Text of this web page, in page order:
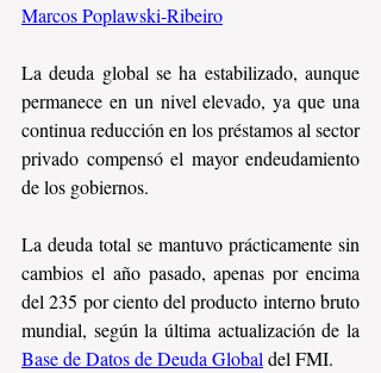
Marcos Poplawski-Ribeiro
La deuda global se ha estabilizado, aunque
permanece en un nivel elevado, ya que una
continua reducción en los préstamos al sector
privado compensó el mayor endeudamiento
de los gobiernos.
La deuda total se mantuvo prácticamente sin
cambios el año pasado, apenas por encima
del 235 por ciento del producto interno bruto
Base de Datos de Deuda Global del FMI.